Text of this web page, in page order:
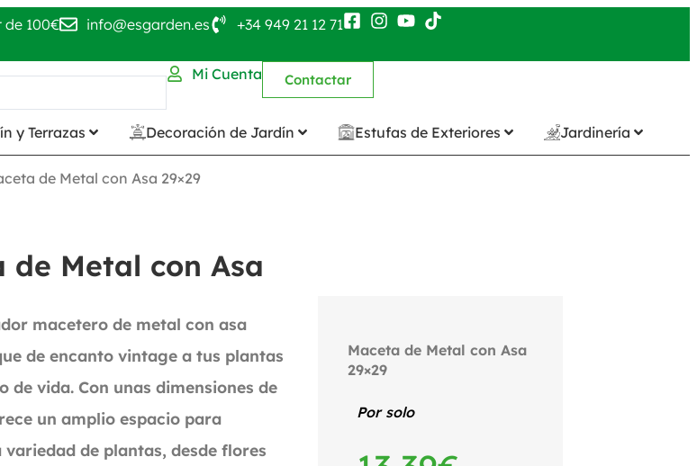
100€ info@esgarden.es +34 949 21 12 71
Mi Cuenta Contactar
y Terrazas Decoración de Jardín Estufas de Exteriores Jardinería
de Metal con Asa 29×29
de Metal con Asa
macetero de metal con asa
de encanto vintage a tus plantas
de vida. Con unas dimensiones de
un amplio espacio para
de plantas, desde flores
Maceta de Metal con Asa
29×29
Por solo